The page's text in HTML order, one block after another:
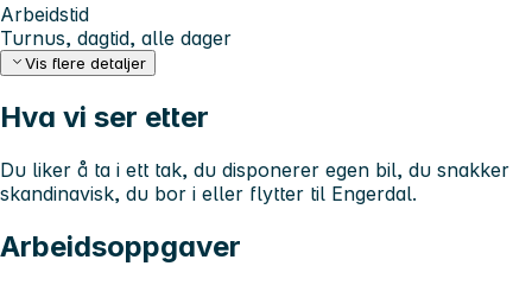
Arbeidstid
Turnus, dagtid, alle dager
Vis flere detaljer
Hva vi ser etter
Du liker å ta i ett tak, du disponerer egen bil, du snakker
skandinavisk, du bor i eller flytter til Engerdal.
Arbeidsoppgaver